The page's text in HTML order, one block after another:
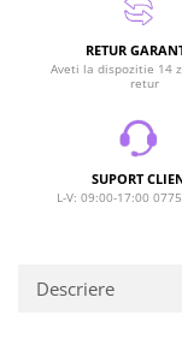
RETUR
Aveti la dispozitie 14
retur
SUPORT
L-V: 09:00-17:00
Descriere